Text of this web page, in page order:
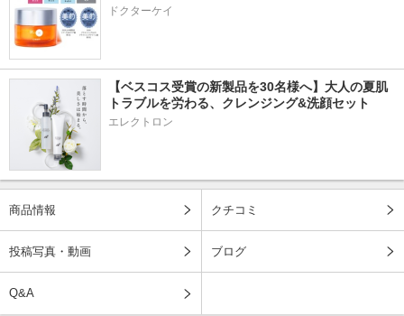
ドクターケイ
【ベスコス受賞の新製品を30名様へ】大人の夏肌
トラブルを労わる、クレンジング&洗顔セット
エレクトロン
商品情報 クチコミ
投稿写真・動画 ブログ
Q&A